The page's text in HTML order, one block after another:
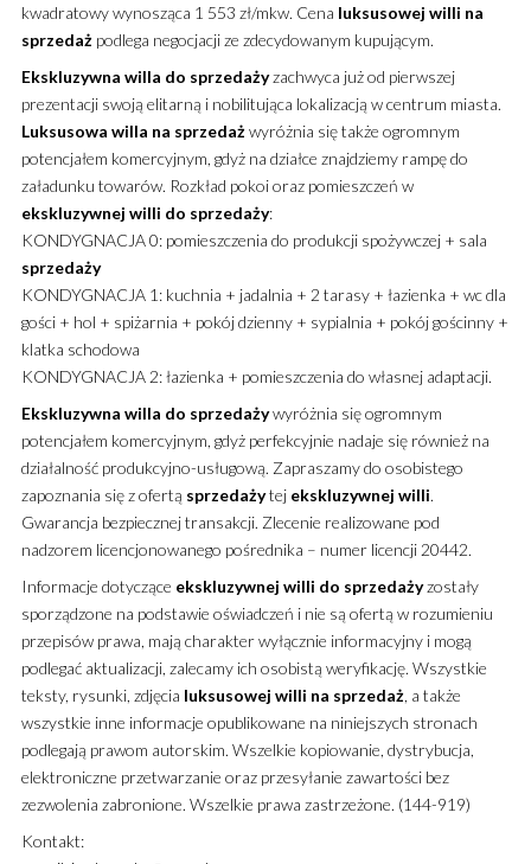
kwadratowy wynosząca 1 553 zł/mkw. Cena luksusowej willi na
sprzedażpodlega negocjacji ze zdecydowanym kupującym.
Ekskluzywna willa do sprzedażyzachwyca już od pierwszej
prezentacji swoją elitarną i nobilitująca lokalizacją w centrum miasta.
Luksusowa willa na sprzedażwyróżnia się także ogromnym
potencjałem komercyjnym, gdyż na działce znajdziemy rampę do
załadunku towarów. Rozkład pokoi oraz pomieszczeń w
ekskluzywnej willi do sprzedaży:
KONDYGNACJA 0: pomieszczenia do produkcji spożywczej + sala
sprzedaży
KONDYGNACJA 1: kuchnia + jadalnia + 2 tarasy + łazienka + wc dla
gości + hol + spiżarnia + pokój dzienny + sypialnia + pokój gościnny +
klatka schodowa
KONDYGNACJA 2: łazienka + pomieszczenia do własnej adaptacji.
Ekskluzywna willa do sprzedażywyróżnia się ogromnym
potencjałem komercyjnym, gdyż perfekcyjnie nadaje się również na
działalność produkcyjno-usługową. Zapraszamy do osobistego
zapoznania się z ofertą sprzedażytej ekskluzywnej willi.
Gwarancja bezpiecznej transakcji. Zlecenie realizowane pod
nadzorem licencjonowanego pośrednika – numer licencji 20442.
Informacje dotyczące ekskluzywnej willi do sprzedażyzostały
sporządzone na podstawie oświadczeń i nie są ofertą w rozumieniu
przepisów prawa, mają charakter wyłącznie informacyjny i mogą
podlegać aktualizacji, zalecamy ich osobistą weryfikację. Wszystkie
teksty, rysunki, zdjęcia luksusowej willi na sprzedaż, a także
wszystkie inne informacje opublikowane na niniejszych stronach
podlegają prawom autorskim. Wszelkie kopiowanie, dystrybucja,
elektroniczne przetwarzanie oraz przesyłanie zawartości bez
zezwolenia zabronione. Wszelkie prawa zastrzeżone. (144-919)
Kontakt: